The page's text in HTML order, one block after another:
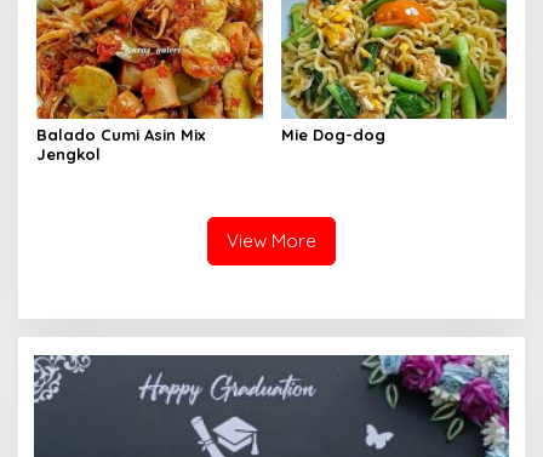
Balado Cumi Asin Mix
Jengkol
Mie Dog-dog
View More